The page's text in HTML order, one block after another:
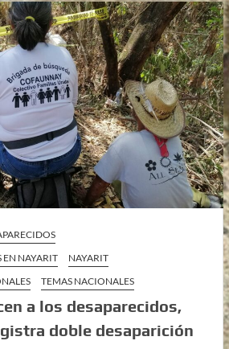
EN NAYARIT
NAYARIT
TEMAS NACIONALES
a los desaparecidos,
doble desaparición